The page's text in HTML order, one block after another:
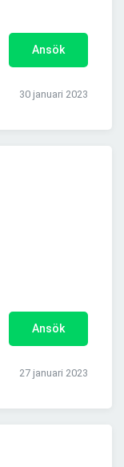
Ansök
30 januari 2023
Ansök
27 januari 2023